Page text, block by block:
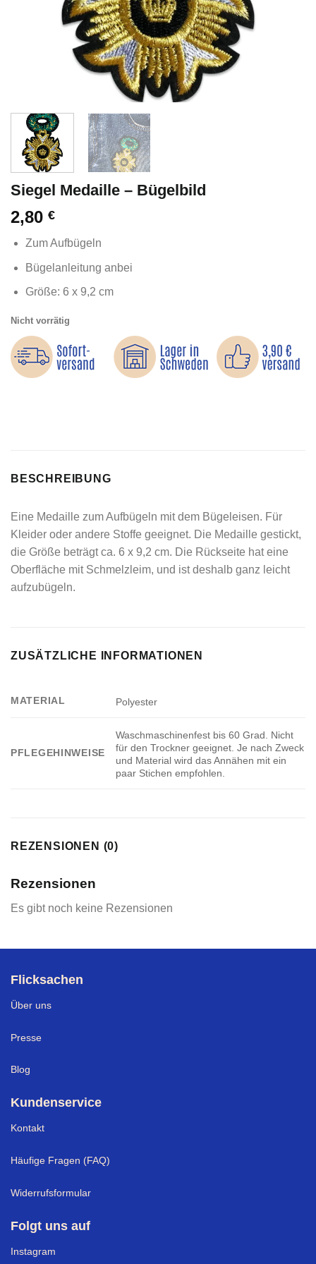
Siegel Medaille – Bügelbild
2,80 €
Zum Aufbügeln
Bügelanleitung anbei
Größe: 6 x 9,2 cm
Nicht vorrätig
BESCHREIBUNG
Eine Medaille zum Aufbügeln mit dem Bügeleisen. Für
Kleider oder andere Stoffe geeignet. Die Medaille gestickt,
die Größe beträgt ca. 6 x 9,2 cm. Die Rückseite hat eine
Oberfläche mit Schmelzleim, und ist deshalb ganz leicht
aufzubügeln.
ZUSÄTZLICHE INFORMATIONEN
MATERIAL Polyester
PFLEGEHINWEISE
Waschmaschinenfest bis 60 Grad. Nicht
für den Trockner geeignet. Je nach Zweck
und Material wird das Annähen mit ein
paar Stichen empfohlen.
REZENSIONEN (0)
Rezensionen
Es gibt noch keine Rezensionen
Flicksachen
Über uns
Presse
Blog
Kundenservice
Kontakt
Häufige Fragen (FAQ)
Widerrufsformular
Folgt uns auf
Instagram